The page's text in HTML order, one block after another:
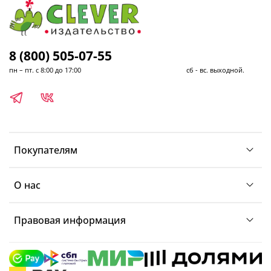
Покупателям
О нас
Правовая информация
8 (800) 505-07-55
пн – пт. с 8:00 до 17:00 сб - вс. выходной.